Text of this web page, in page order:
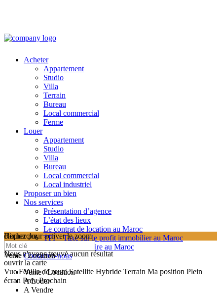
Acheter
Appartement
Studio
Villa
Terrain
Bureau
Local commercial
Ferme
Louer
Appartement
Studio
Villa
Bureau
Local commercial
Local industriel
Proposer un bien
Nos services
Présentation d’agence
L’état des lieux
Le contrat de location au Maroc
TPI – Taxe sur le profit immobilier au Maroc
Les frais de notaire au Maroc
Contactez-nous
cliquez pour activer le zoom
searching...
Nous n'avons trouvé aucun résultat
ouvrir la carte
Vue Feuille de route Satellite Hybride Terrain Ma position Plein
écran Prev Prochain
Recherche
Vente / Location
Vente / Location
A Louer
A Vendre